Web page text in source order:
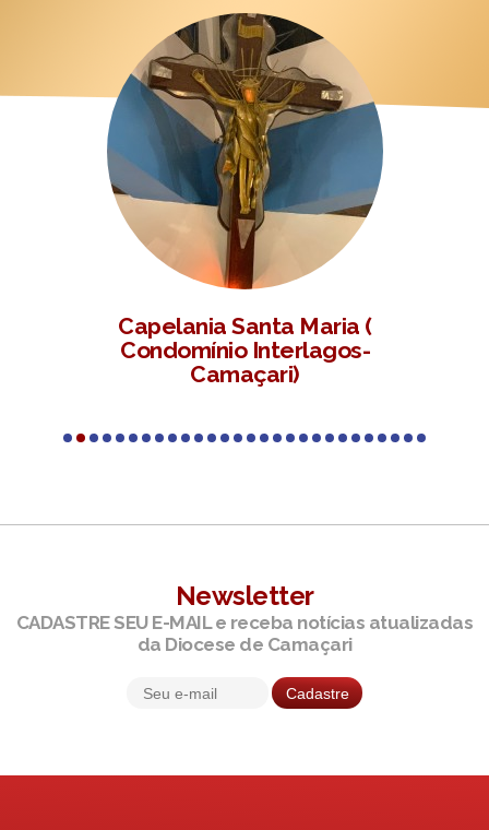
Divino Espírito Santo /
Vila de Abrantes
(Camaçari)
Newsletter
CADASTRE SEU E-MAIL e receba notícias atualizadas
da Diocese de Camaçari